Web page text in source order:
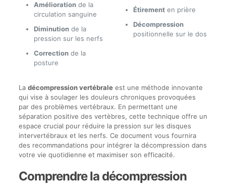
Améliorationde la
circulation sanguine
Diminutionde la
pression sur les nerfs
Correctionde la
posture
Étirement en prière
Décompression
positionnelle sur le dos
La décompression vertébraleest une méthode innovante
qui vise à soulager les douleurs chroniques provoquées
par des problèmes vertébraux. En permettant une
séparation positive des vertèbres, cette technique offre un
espace crucial pour réduire la pression sur les disques
intervertébraux et les nerfs. Ce document vous fournira
des recommandations pour intégrer la décompression dans
votre vie quotidienne et maximiser son efficacité.
Comprendre la décompression